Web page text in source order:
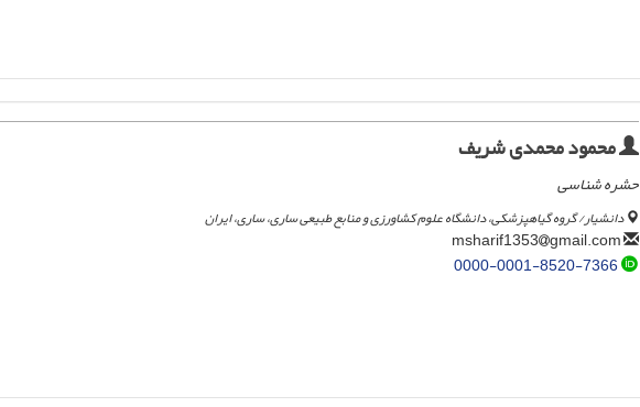
محمود محمدی شریف
حشره شناسی
دانشیار/ گروه گیاهپزشکی، دانشگاه علوم کشاورزی و منابع طبیعی ساری، ساری، ایران
gmail.com
0000-0001-8520-7366